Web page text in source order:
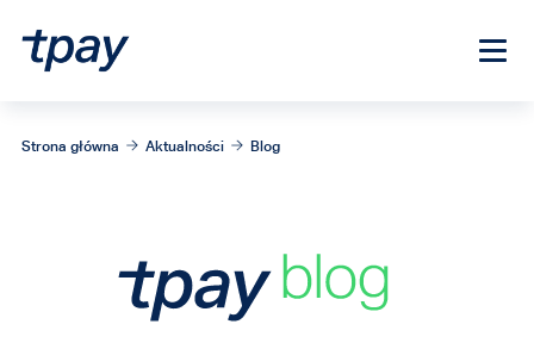
Strona główna Aktualności Blog